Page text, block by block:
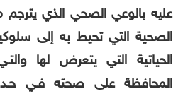
عليه بالوعي الصحي الذي يترجم
الصحية التي تحيط به إلى
الحیاتیة التي یتعرض لها
المحافظة على صحته فـي حـدود